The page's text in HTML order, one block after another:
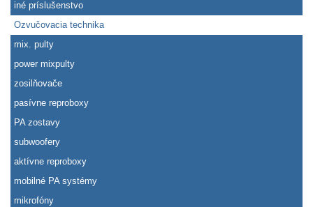
iné príslušenstvo
Ozvučovacia technika
mix. pulty
power mixpulty
zosilňovače
pasívne reproboxy
PA zostavy
subwoofery
aktívne reproboxy
mobilné PA systémy
mikrofóny